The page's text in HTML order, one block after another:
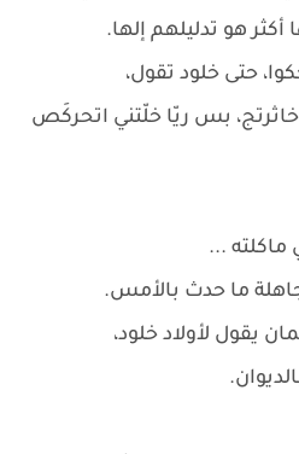
أكثر هو تدليلهم إلها.
حتى خلود تقول،
بس ريّا خلّتني اتحركَص
...
ما حدث بالأمس.
يقول لأولاد خلود،